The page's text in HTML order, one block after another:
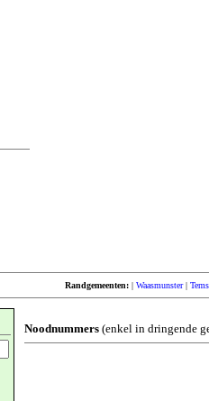
Randgemeenten: | Waasmunster|
Noodnummers (enkel in dringende